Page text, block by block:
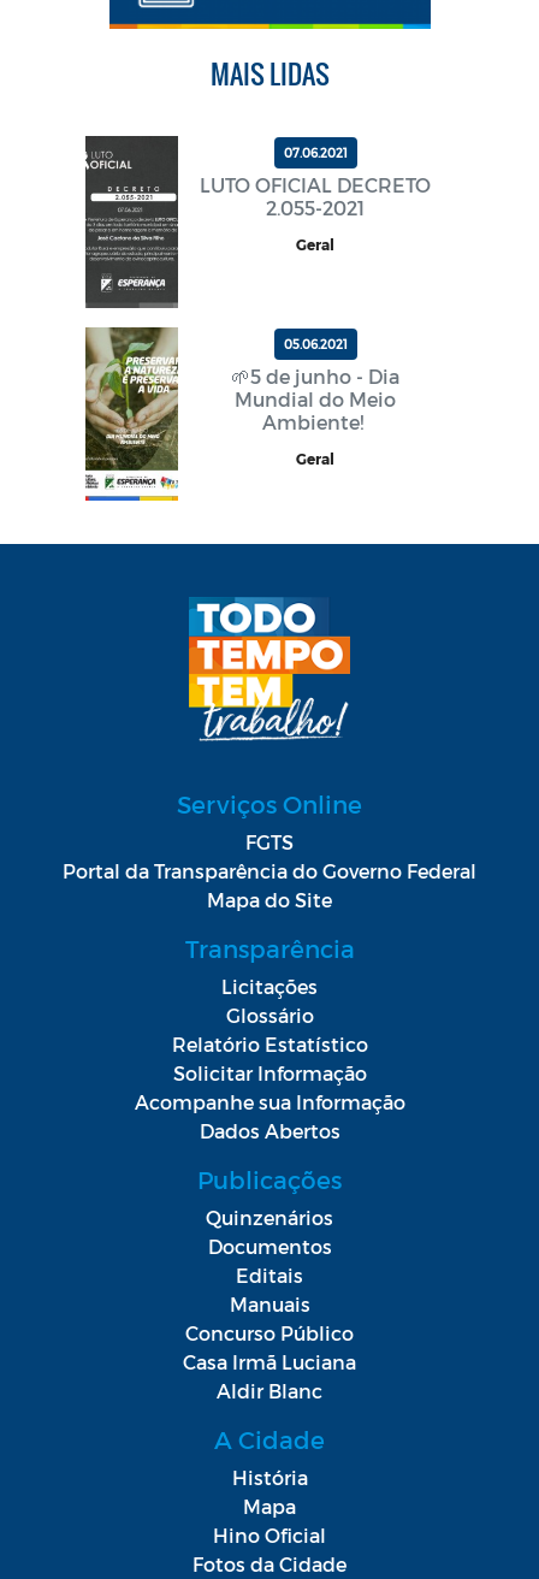
MAIS LIDAS
07.06.2021
LUTO OFICIAL DECRETO
2.055-2021
Geral
05.06.2021
🌱5 de junho - Dia
Mundial do Meio
Ambiente!
Geral
Serviços Online
FGTS
Portal da Transparência do Governo Federal
Mapa do Site
Transparência
Licitações
Glossário
Relatório Estatístico
Solicitar Informação
Acompanhe sua Informação
Dados Abertos
Publicações
Quinzenários
Documentos
Editais
Manuais
Concurso Público
Casa Irmã Luciana
Aldir Blanc
A Cidade
História
Mapa
Hino Oficial
Fotos da Cidade